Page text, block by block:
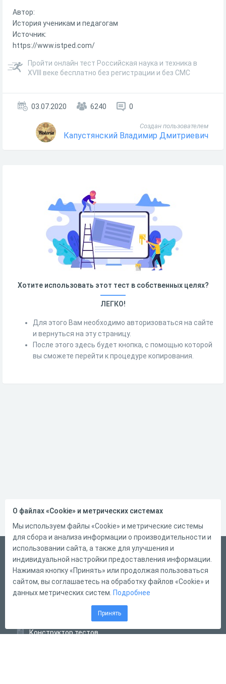
Автор:
История ученикам и педагогам
Источник:
https://www.istped.com/
Пройти онлайн тест Российская наука и техника в
XVIII веке бесплатно без регистрации и без СМС
03.07.2020 6240 0
Создан пользователем
Капустянский Владимир Дмитриевич
Хотите использовать этот тест в собственных целях?
ЛЕГКО!
Для этого Вам необходимо авторизоваться на сайте
и вернуться на эту страницу.
После этого здесь будет кнопка, с помощью которой
вы сможете перейти к процедуре копирования.
Русский
Справка
Форма обратной связи
Конструктор тестов
О файлах «Cookie» и метрических системах
Мы используем файлы «Cookie» и метрические системы
для сбора и анализа информации о производительности и
использовании сайта, а также для улучшения и
индивидуальной настройки предоставления информации.
Нажимая кнопку «Принять» или продолжая пользоваться
сайтом, вы соглашаетесь на обработку файлов «Cookie» и
данных метрических систем. Подробнее
Принять